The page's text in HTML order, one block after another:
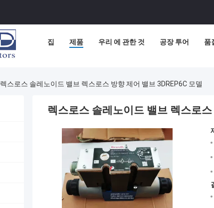
집 제품 우리 에 관한 것 공장 투어 품
렉스로스 솔레노이드 밸브 렉스로스 방향 제어 밸브 3DREP6C 모델
렉스로스 솔레노이드 밸브 렉스로